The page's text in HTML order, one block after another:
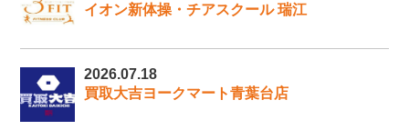
イオン新体操・チアスクール 瑞江
2026.07.18
買取大吉ヨークマート青葉台店